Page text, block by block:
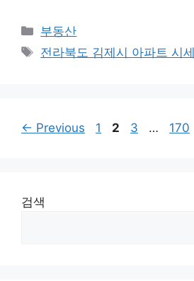
Categories
부동산
Tags
전라북도 김제시 아파트 시세
← Previous Page
1 Page
2 Page
3 … Page
170
검색